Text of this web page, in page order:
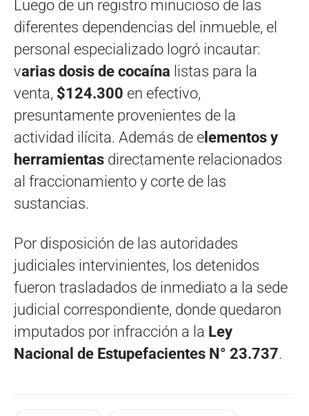
Luego de un registro minucioso de las
diferentes dependencias del inmueble, el
personal especializado logró incautar:
varias dosis de cocaína listas para la
venta, $124.300 en efectivo,
presuntamente provenientes de la
actividad ilícita. Además de e lementos y
herramientas directamente relacionados
al fraccionamiento y corte de las
sustancias.
Por disposición de las autoridades
judiciales intervinientes, los detenidos
fueron trasladados de inmediato a la sede
judicial correspondiente, donde quedaron
imputados por infracción a la Ley
Nacional de Estupefacientes N° 23.737.